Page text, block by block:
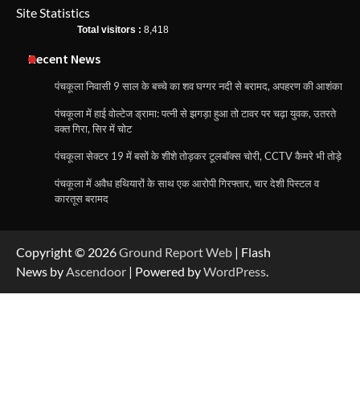
Site Statistics
Total visitors : 8,418
Recent News
पंचकूला निवासी 9 साल के बच्चे का शव घग्गर नदी से बरामद, अपहरण की आशंका
पंचकूला में हाई वोल्टेज ड्रामा: पत्नी से झगड़ा हुआ तो टावर पर चढ़ा युवक, उतरते
वक्त गिरा, सिर में चोट
पंचकूला सेक्टर 19 में बसों के शीशे तोड़कर टूलबॉक्स चोरी, CCTV कैमरे भी तोड़े
पंचकूला में अवैध हथियारों के साथ एक आरोपी गिरफ्तार, चार देशी पिस्टल व
कारतूस बरामद
Copyright © 2026Ground Report Web | Flash
News byAscendoor | Powered byWordPress.